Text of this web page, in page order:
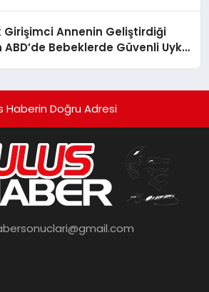
Girişimci Annenin Geliştirdiği
ABD’de Bebeklerde Güvenli Uyku
Haberin Doğru Adresi